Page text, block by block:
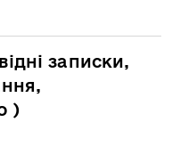
записки,
)